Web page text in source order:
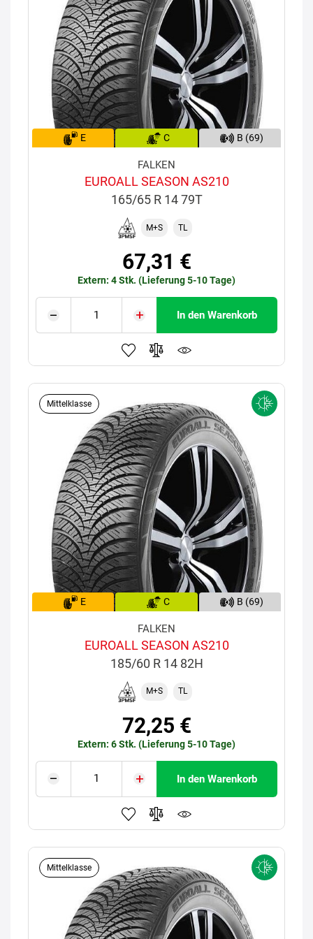
E C B (69)
FALKEN
EUROALL SEASON AS210
165/65 R 14 79T
M+S TL
67,31 €
Extern: 4 Stk. (Lieferung 5-10 Tage)
In den Warenkorb
Mittelklasse
E C B (69)
FALKEN
EUROALL SEASON AS210
185/60 R 14 82H
M+S TL
72,25 €
Extern: 6 Stk. (Lieferung 5-10 Tage)
In den Warenkorb
Mittelklasse